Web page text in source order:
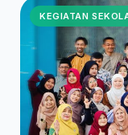
KEGIATAN